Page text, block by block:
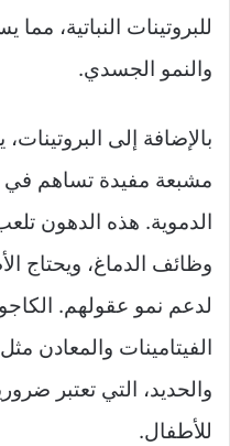
للبروتينات النباتية،
والنمو الجسدي.
بالإضافة إلى
مشبعة مفيدة تساهم في
الدموية. هذه الدهون
وظائف الدماغ، ويحتاج
لدعم نمو عقولهم.
الفيتامينات والمعادن
والحديد، التي تعتبر
للأطفال.